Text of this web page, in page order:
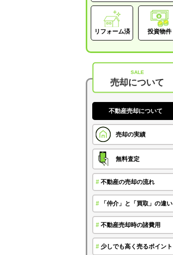
リフォーム済 投資物件
SALE
売却について
不動産売却について
売却の実績
無料査定
# 不動産の売却の流れ
# 「仲介」と「買取」の違い
# 不動産売却時の諸費用
# 少しでも高く売るポイント